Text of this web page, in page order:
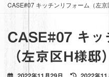
CASE#07 キッチンリフォーム（左京
CASE#07 キッ
（左京区H様邸）
2022年11月29日
最
2022年11